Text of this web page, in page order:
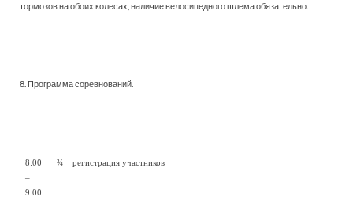
тормозов на обоих колесах, наличие велосипедного шлема обязательно.
8. Программа соревнований.
8:00
–
9:00
¾ регистрация участников